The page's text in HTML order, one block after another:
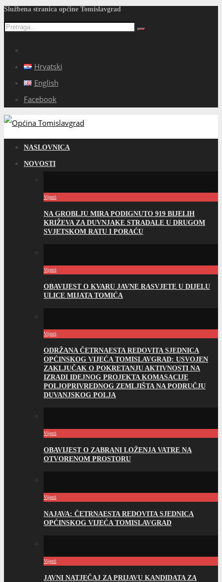
Službena stranica općine Tomislavgrad
Hrvatski
English
Facebook
NASLOVNICA
NOVOSTI
Vijesti
NA GROBLJU MIRA PODIGNUTO 919 BIJELIH
KRIŽEVA ZA DUVNJAKE STRADALE U DRUGOM
SVJETSKOM RATU I PORAĆU
Vijesti
OBAVIJEST O KVARU JAVNE RASVJETE U DIJELU
ULICE MIJATA TOMIĆA
Vijesti
ODRŽANA ČETRNAESTA REDOVITA SJEDNICA
OPĆINSKOG VIJEĆA TOMISLAVGRAD: USVOJEN
ZAKLJUČAK O POKRETANJU AKTIVNOSTI NA
IZRADI IDEJNOG PROJEKTA KOMASACIJE
POLJOPRIVREDNOG ZEMLJIŠTA NA PODRUČJU
DUVANJSKOG POLJA
Vijesti
OBAVIJEST O ZABRANI LOŽENJA VATRE NA
OTVORENOM PROSTORU
Vijesti
NAJAVA: ČETRNAESTA REDOVITA SJEDNICA
OPĆINSKOG VIJEĆA TOMISLAVGRAD
Vijesti
JAVNI NATJEČAJ ZA PRIJAVU KANDIDATA ZA